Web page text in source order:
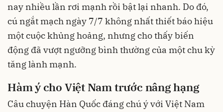
nay nhiều lần rơi mạnh rồi bật lại nhanh. Do đó,
cú ngắt mạch ngày 7/7 không nhất thiết báo hiệu
một cuộc khủng hoảng, nhưng cho thấy biến
động đã vượt ngưỡng bình thường của một chu kỳ
tăng lành mạnh.
Hàm ý cho Việt Nam trước nâng hạng
Câu chuyện Hàn Quốc đáng chú ý với Việt Nam